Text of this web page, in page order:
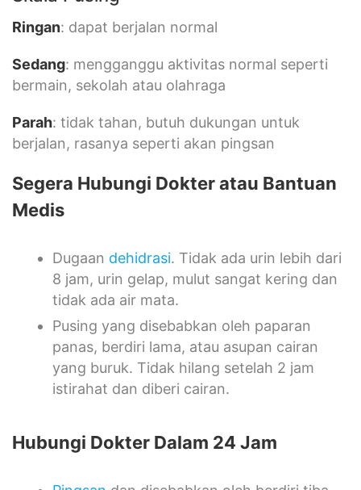
Ringan: dapat berjalan normal
Sedang: mengganggu aktivitas normal seperti
bermain, sekolah atau olahraga
Parah: tidak tahan, butuh dukungan untuk
berjalan, rasanya seperti akan pingsan
Segera Hubungi Dokter atau Bantuan
Medis
Dugaan dehidrasi. Tidak ada urin lebih dari
8 jam, urin gelap, mulut sangat kering dan
tidak ada air mata.
Pusing yang disebabkan oleh paparan
panas, berdiri lama, atau asupan cairan
yang buruk. Tidak hilang setelah 2 jam
istirahat dan diberi cairan.
Hubungi Dokter Dalam 24 Jam